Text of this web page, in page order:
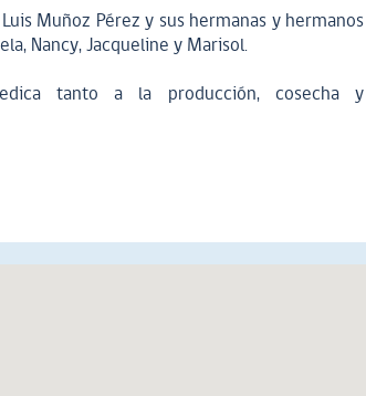
Muñoz Pérez y sus hermanas y hermanos
Nancy, Jacqueline y Marisol.
tanto a la producción, cosecha y